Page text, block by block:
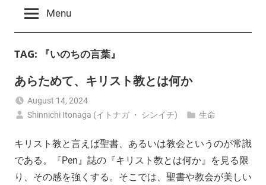
Menu
TAG: 『いのちの言葉』
あらためて、キリスト教とは何か
August 14, 2024
Shinnichi Itonaga (イトナガ ・ シンイチ)
生命
キリスト教と言えば聖書、あるいは教会というのが常識
である。『Pen』誌の『キリスト教とは何か』を見る限
り、その感を強くする。そこでは、聖書や教会が美しい